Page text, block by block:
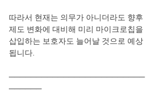
따라서 현재는 의무가 아니더라도 향후
제도 변화에 대비해 미리 마이크로칩을
삽입하는 보호자도 늘어날 것으로 예상
됩니다.
─────────────────────────
──────